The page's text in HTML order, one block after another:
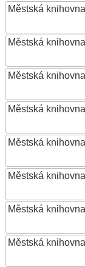
Městská
Městská
Městská
Městská
Městská
Městská
Městská
Městská